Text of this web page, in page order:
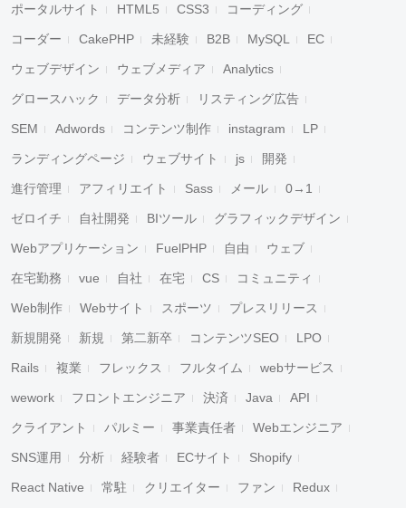
ポータルサイト HTML5 CSS3 コーディング
コーダー CakePHP 未経験 B2B MySQL EC
ウェブデザイン ウェブメディア Analytics
グロースハック データ分析 リスティング広告
SEM Adwords コンテンツ制作 instagram LP
ランディングページ ウェブサイト js 開発
進行管理 アフィリエイト Sass メール 0→1
ゼロイチ 自社開発 BIツール グラフィックデザイン
Webアプリケーション FuelPHP 自由 ウェブ
在宅勤務 vue 自社 在宅 CS コミュニティ
Web制作 Webサイト スポーツ プレスリリース
新規開発 新規 第二新卒 コンテンツSEO LPO
Rails 複業 フレックス フルタイム webサービス
wework フロントエンジニア 決済 Java API
クライアント パルミー 事業責任者 Webエンジニア
SNS運用 分析 経験者 ECサイト Shopify
React Native 常駐 クリエイター ファン Redux